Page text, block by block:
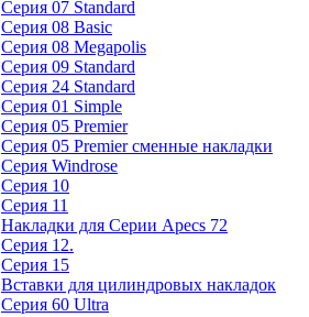
Cерия 07 Standard
Cерия 08 Basic
Cерия 08 Megapolis
Cерия 09 Standard
Cерия 24 Standard
Серия 01 Simple
Серия 05 Premier
Серия 05 Premier сменные накладки
Cерия Windrose
Серия 10
Серия 11
Накладки для Серии Apecs 72
Серия 12.
Серия 15
Вставки для цилиндровых накладок
Серия 60 Ultra